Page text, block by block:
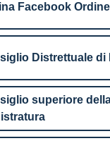
Facebook Ordine
Distrettuale di
superiore